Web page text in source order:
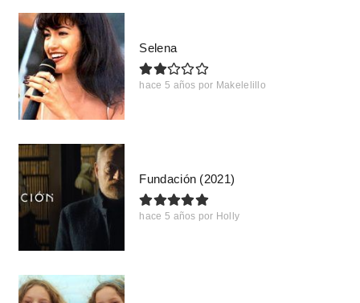
Selena
hace 5 años por Makelelillo
Fundación (2021)
hace 5 años por Holly